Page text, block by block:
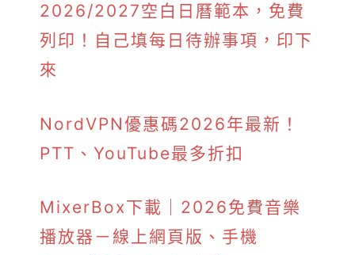
2026/2027空白日曆範本，免費
列印！自己填每日待辦事項，印下
來
NordVPN優惠碼2026年最新！
PTT、YouTube最多折扣
MixerBox下載｜2026免費音樂
播放器－線上網頁版、手機